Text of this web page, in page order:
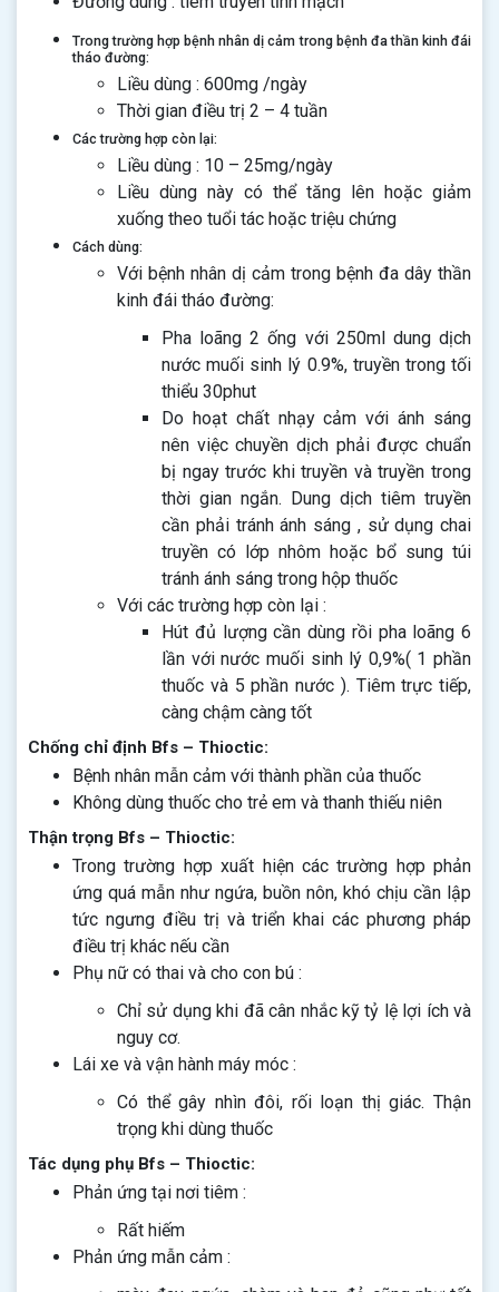
Trong trường hợp bệnh nhân dị cảm trong bệnh đa thần kinh đái
tháo đường:
Liều dùng : 600mg /ngày
Thời gian điều trị 2 – 4 tuần
Các trường hợp còn lại:
Liều dùng : 10 – 25mg/ngày
Liều dùng này có thể tăng lên hoặc giảm
xuống theo tuổi tác hoặc triệu chứng
Cách dùng:
Với bệnh nhân dị cảm trong bệnh đa dây thần
kinh đái tháo đường:
Pha loãng 2 ống với 250ml dung dịch
nước muối sinh lý 0.9%, truyền trong tối
thiểu 30phut
Do hoạt chất nhạy cảm với ánh sáng
nên việc chuyền dịch phải được chuẩn
bị ngay trước khi truyền và truyền trong
thời gian ngắn. Dung dịch tiêm truyền
cần phải tránh ánh sáng , sử dụng chai
truyền có lớp nhôm hoặc bổ sung túi
tránh ánh sáng trong hộp thuốc
Với các trường hợp còn lại :
Hút đủ lượng cần dùng rồi pha loãng 6
lần với nước muối sinh lý 0,9%( 1 phần
thuốc và 5 phần nước ). Tiêm trực tiếp,
càng chậm càng tốt
Chống chỉ định Bfs – Thioctic:
Bệnh nhân mẫn cảm với thành phần của thuốc
Không dùng thuốc cho trẻ em và thanh thiếu niên
Thận trọng Bfs – Thioctic:
Trong trường hợp xuất hiện các trường hợp phản
ứng quá mẫn như ngứa, buồn nôn, khó chịu cần lập
tức ngưng điều trị và triển khai các phương pháp
điều trị khác nếu cần
Phụ nữ có thai và cho con bú :
Chỉ sử dụng khi đã cân nhắc kỹ tỷ lệ lợi ích và
nguy cơ.
Lái xe và vận hành máy móc :
Có thể gây nhìn đôi, rối loạn thị giác. Thận
trọng khi dùng thuốc
Tác dụng phụ Bfs – Thioctic:
Phản ứng tại nơi tiêm :
Rất hiếm
Phản ứng mẫn cảm :